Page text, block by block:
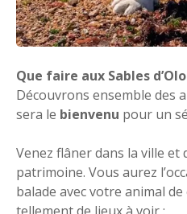
Que faire aux Sables
Découvrons ensemble des a
sera le bienvenu pour un
Venez flâner dans la ville
patrimoine. Vous aurez
balade avec votre animal